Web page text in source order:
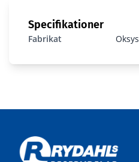
Specifikationer
Fabrikat Oksys